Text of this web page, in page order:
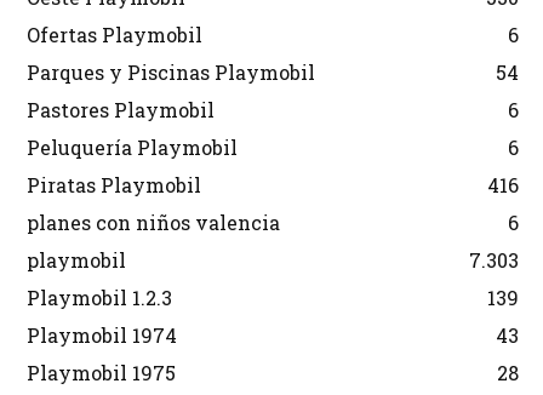
Ofertas Playmobil
6
Parques y Piscinas Playmobil
54
Pastores Playmobil
6
Peluquería Playmobil
6
Piratas Playmobil
416
planes con niños valencia
6
playmobil
7.303
Playmobil 1.2.3
139
Playmobil 1974
43
Playmobil 1975
28